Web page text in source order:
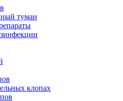
туман
клопах